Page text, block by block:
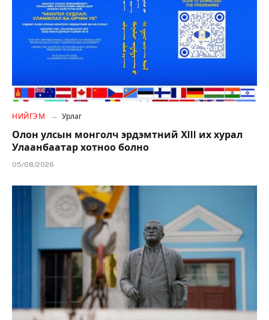
НИЙГЭМ Урлаг
Олон улсын монголч эрдэмтний XIII их хурал
Улаанбаатар хотноо болно
05/08/2026